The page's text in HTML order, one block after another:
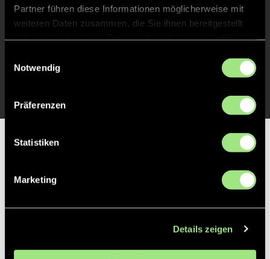
Partner führen diese Informationen möglicherweise mit
weiteren Daten zusammen, die Sie ihnen bereitgestellt
Notwendig
Präferenzen
Statistiken
Marketing
Details zeigen
2' TOR 0:1, FELDTOR
1'
Partner